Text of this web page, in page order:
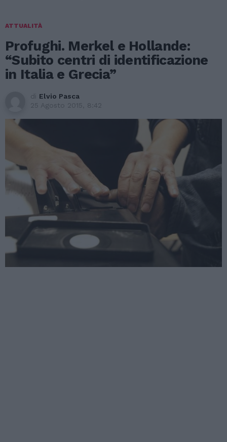
ATTUALITÀ
Profughi. Merkel e Hollande:
“Subito centri di identificazione
in Italia e Grecia”
di Elvio Pasca
25 Agosto 2015, 8:42